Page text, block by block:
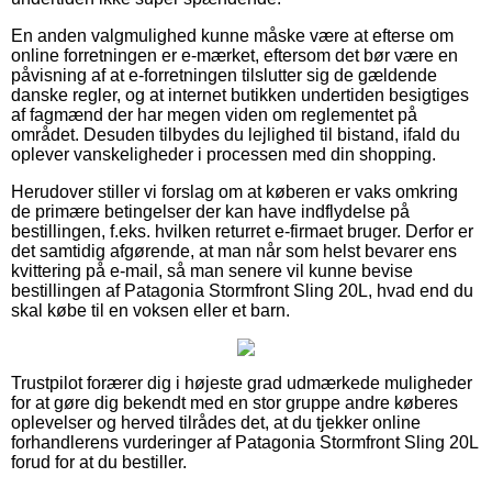
En anden valgmulighed kunne måske være at efterse om
online forretningen er e-mærket, eftersom det bør være en
påvisning af at e-forretningen tilslutter sig de gældende
danske regler, og at internet butikken undertiden besigtiges
af fagmænd der har megen viden om reglementet på
området. Desuden tilbydes du lejlighed til bistand, ifald du
oplever vanskeligheder i processen med din shopping.
Herudover stiller vi forslag om at køberen er vaks omkring
de primære betingelser der kan have indflydelse på
bestillingen, f.eks. hvilken returret e-firmaet bruger. Derfor er
det samtidig afgørende, at man når som helst bevarer ens
kvittering på e-mail, så man senere vil kunne bevise
bestillingen af Patagonia Stormfront Sling 20L, hvad end du
skal købe til en voksen eller et barn.
Trustpilot forærer dig i højeste grad udmærkede muligheder
for at gøre dig bekendt med en stor gruppe andre køberes
oplevelser og herved tilrådes det, at du tjekker online
forhandlerens vurderinger af Patagonia Stormfront Sling 20L
forud for at du bestiller.